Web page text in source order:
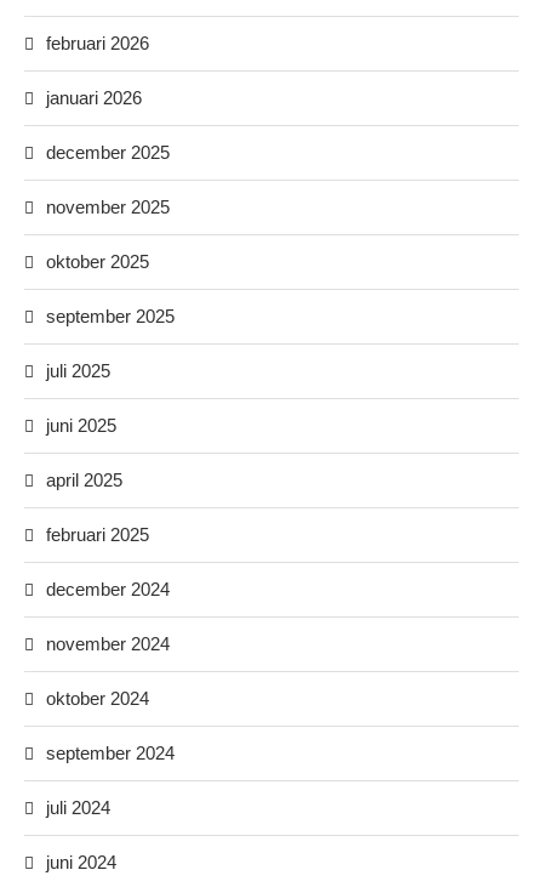
februari 2026
januari 2026
december 2025
november 2025
oktober 2025
september 2025
juli 2025
juni 2025
april 2025
februari 2025
december 2024
november 2024
oktober 2024
september 2024
juli 2024
juni 2024